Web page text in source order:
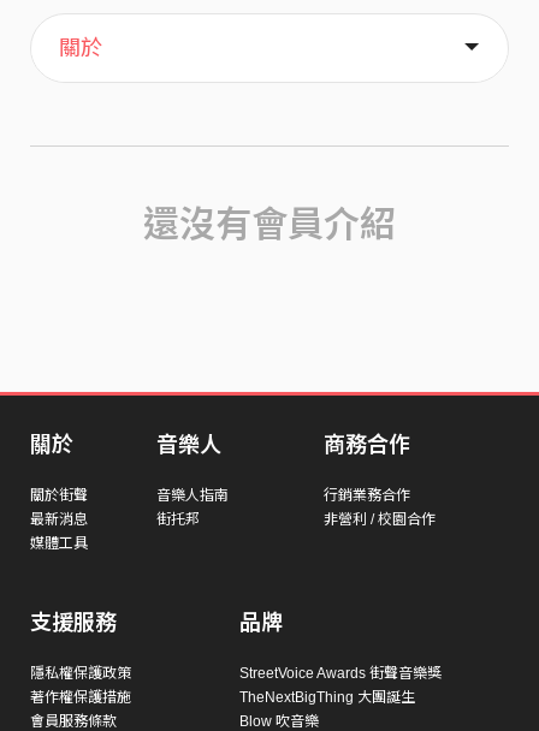
主頁
喜歡
關於
還沒有會員介紹
關於
關於街聲
最新消息
媒體工具
音樂人
音樂人指南
街托邦
商務合作
行銷業務合作
非營利 / 校園合作
支援服務
隱私權保護政策
著作權保護措施
會員服務條款
品牌
StreetVoice Awards 街聲音樂獎
TheNextBigThing 大團誕生
Blow 吹音樂